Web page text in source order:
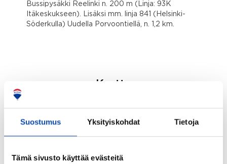
Suostumus Yksityiskohdat Tietoja
Tämä sivusto käyttää evästeitä
Bussipysäkki Reelinki n. 200 m (Linja: 93K
Itäkeskukseen). Lisäksi mm. linja 841 (Helsinki-
Söderkulla) Uudella Porvoontiellä, n. 1,2 km.
Kartta